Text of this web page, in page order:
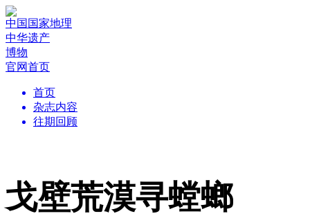
中国国家地理
中华遗产
博物
官网首页
首页
杂志内容
往期回顾
戈壁荒漠寻螳螂